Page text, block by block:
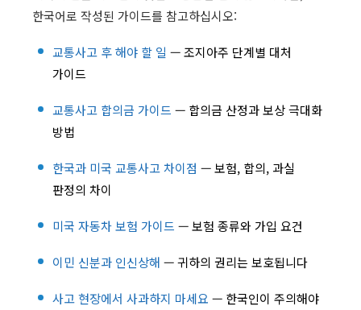
한국어로 작성된 가이드를 참고하십시오:
교통사고 후 해야 할 일 — 조지아주 단계별 대처
가이드
교통사고 합의금 가이드 — 합의금 산정과 보상 극대화
방법
한국과 미국 교통사고 차이점 — 보험, 합의, 과실
판정의 차이
미국 자동차 보험 가이드 — 보험 종류와 가입 요건
이민 신분과 인신상해 — 귀하의 권리는 보호됩니다
사고 현장에서 사과하지 마세요 — 한국인이 주의해야